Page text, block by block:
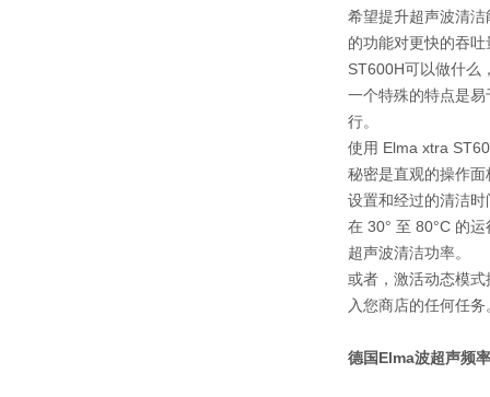
希望提升超声波清
的功能对更快的吞
ST600H可以做什么
一个特殊的特点是
行。
使用 Elma xtra
秘密是直观的操作
设置和经过的清洁
在 30° 至 80°C 的
超声波清洁功率。
或者，激活动态模
入您商店的任何任务
德国Elma波超声频